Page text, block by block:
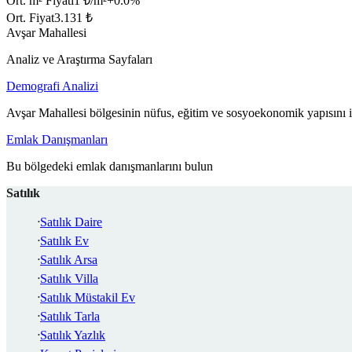
Ort. Fiyat3.131 ₺
Avşar Mahallesi
Analiz ve Araştırma Sayfaları
Demografi Analizi
Avşar Mahallesi bölgesinin nüfus, eğitim ve sosyoekonomik yapısını
Emlak Danışmanları
Bu bölgedeki emlak danışmanlarını bulun
Satılık
Satılık Daire
Satılık Ev
Satılık Arsa
Satılık Villa
Satılık Müstakil Ev
Satılık Tarla
Satılık Yazlık